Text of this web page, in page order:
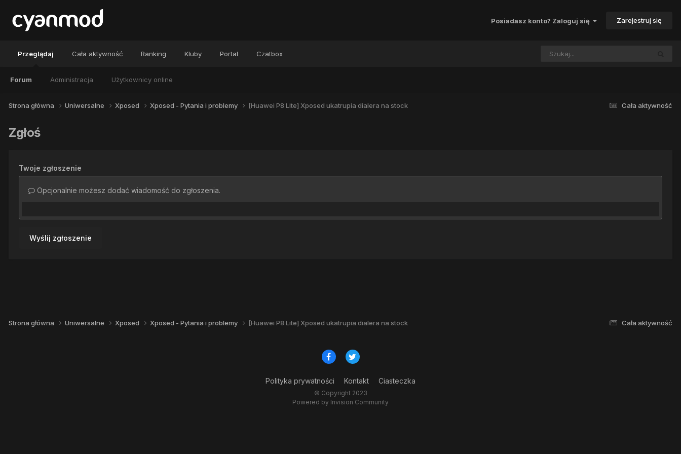
Posiadasz konto? Zaloguj się Zarejestruj się
Przeglądaj
Forum Administracja Użytkownicy online
Cała aktywność Ranking Kluby Portal Czatbox
Cała aktywność
Strona główna Uniwersalne Xposed Xposed - Pytania i problemy [Huawei P8 Lite] Xposed ukatrupia dialera na stock
Zgłoś
Twoje zgłoszenie
Opcjonalnie możesz dodać wiadomość do zgłoszenia.
Wyślij zgłoszenie
Cała aktywność
Strona główna Uniwersalne Xposed Xposed - Pytania i problemy [Huawei P8 Lite] Xposed ukatrupia dialera na stock
Polityka prywatności Kontakt Ciasteczka
© Copyright 2023
Powered by Invision Community